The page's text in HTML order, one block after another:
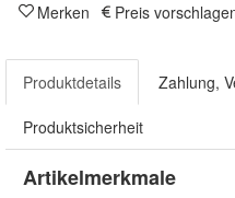
Merken Preis
Produktdetails Zahlung,
Produktsicherheit
Artikelmerkmale